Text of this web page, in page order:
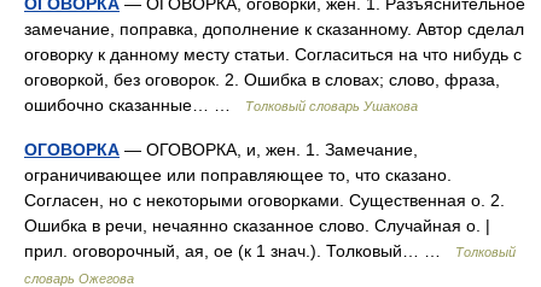
замечание, поправка, дополнение к сказанному. Автор сделал
оговорку к данному месту статьи. Согласиться на что нибудь с
оговоркой, без оговорок. 2. Ошибка в словах; слово, фраза,
ошибочно сказанные… …
Толковый словарь Ушакова
ОГОВОРКА — ОГОВОРКА, и, жен. 1. Замечание,
ограничивающее или поправляющее то, что сказано.
Согласен, но с некоторыми оговорками. Существенная о. 2.
Ошибка в речи, нечаянно сказанное слово. Случайная о. |
прил. оговорочный, ая, ое (к 1 знач.). Толковый… …
Толковый
словарь Ожегова